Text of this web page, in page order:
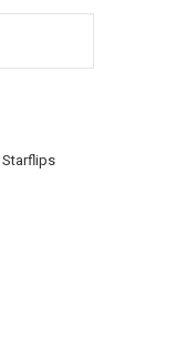
Starflips